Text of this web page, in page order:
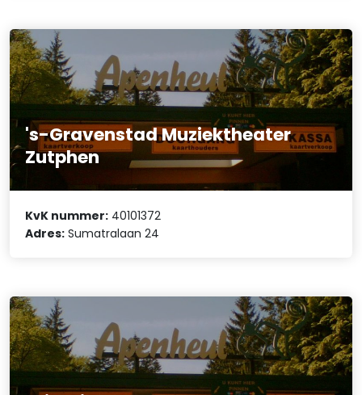
's-Gravenstad Muziektheater
Zutphen
KvK nummer: 40101372
Adres: Sumatralaan 24